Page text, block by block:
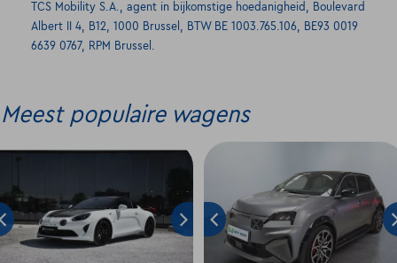
TCS Mobility S.A., agent in bijkomstige hoedanigheid, Boulevard
Albert II 4, B12, 1000 Brussel, BTW BE 1003.765.106, BE93 0019
6639 0767, RPM Brussel.
Meest populaire wagens